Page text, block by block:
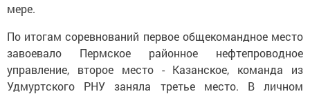
мере.
По итогам соревнований первое общекомандное место
завоевало Пермское районное нефтепроводное
управление, второе место - Казанское, команда из
Удмуртского РНУ заняла третье место. В личном